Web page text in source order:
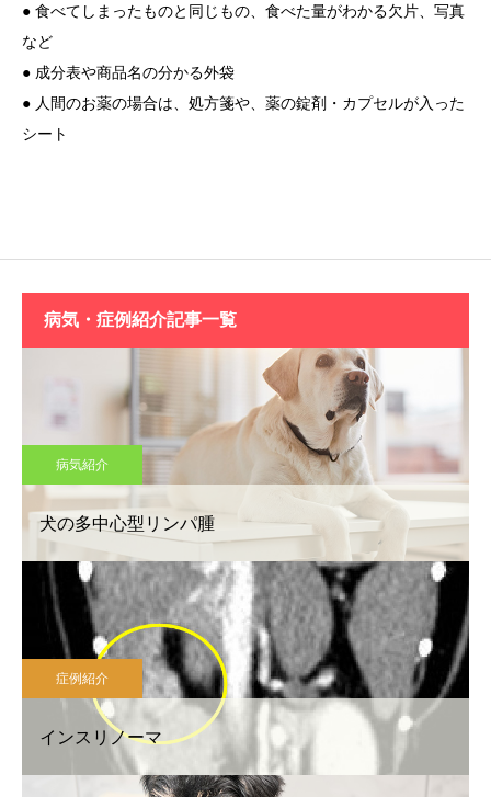
● 食べてしまったものと同じもの、食べた量がわかる欠片、写真
など
● 成分表や商品名の分かる外袋
● 人間のお薬の場合は、処方箋や、薬の錠剤・カプセルが入った
シート
病気・症例紹介記事一覧
病気紹介
犬の多中心型リンパ腫
症例紹介
インスリノーマ